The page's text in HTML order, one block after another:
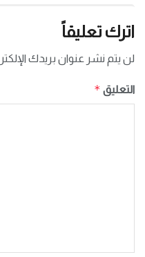
اترك تعليقاً
لن يتم نشر عنوان بريدك
التعليق *